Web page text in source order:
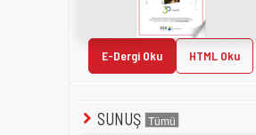
E-Dergi Oku HTML Oku
SUNUŞ